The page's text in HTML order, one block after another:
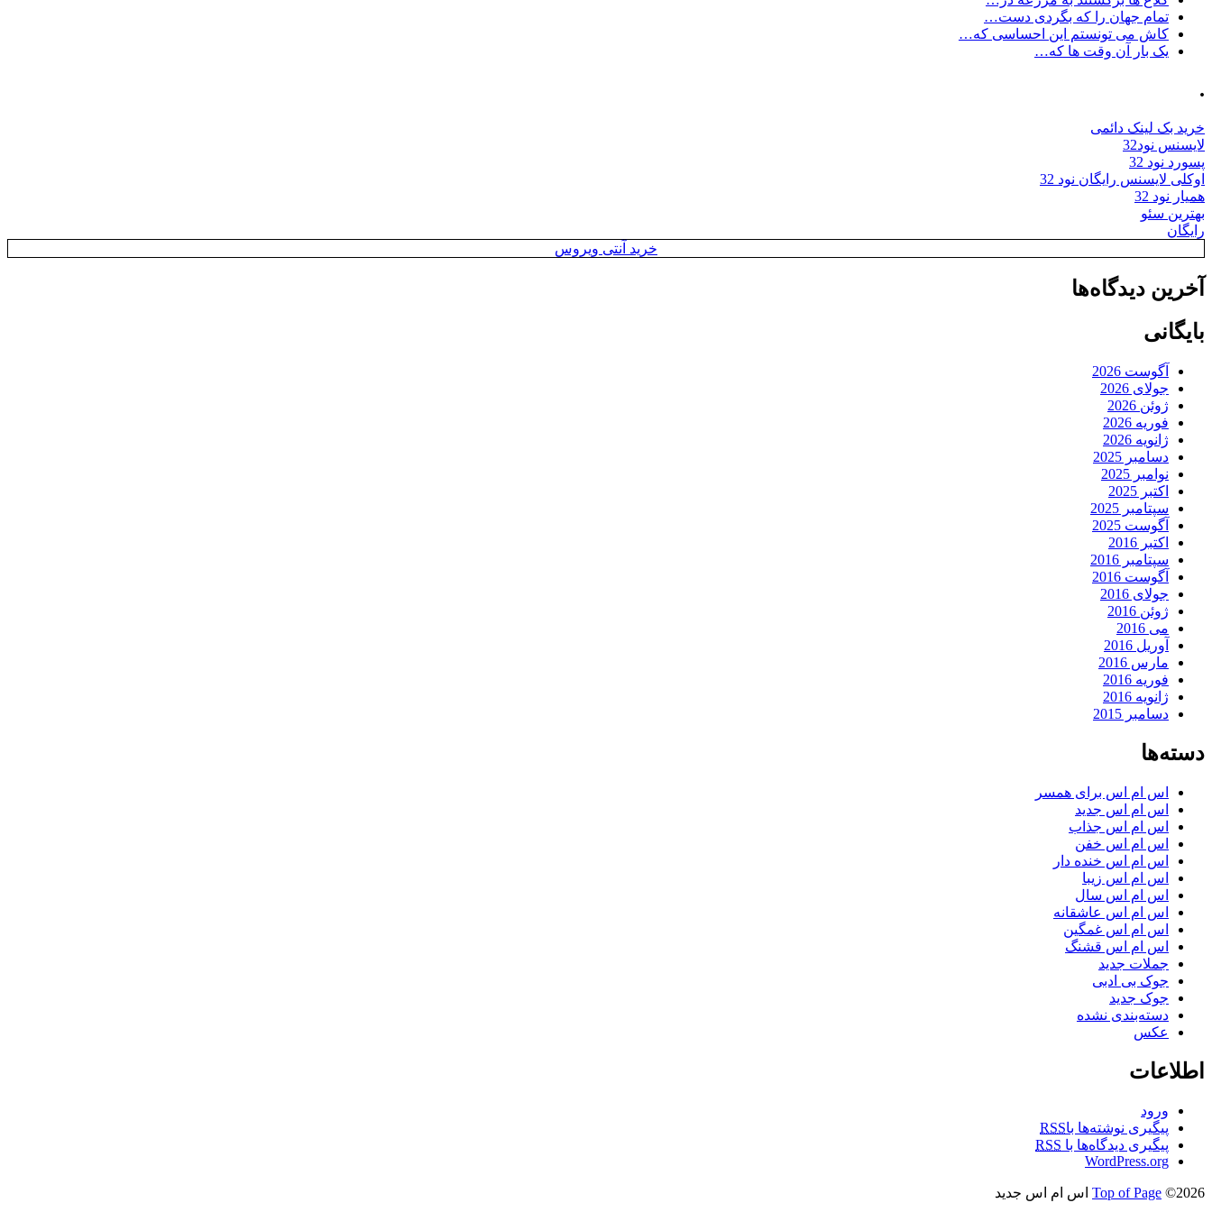
تمام جهان را که بگردی دست…
کاش می تونستم این احساسی که…
یک بار آن وقت ها که…
.
خرید بک لینک دائمی
لایسنس نود32
پسورد نود 32
اوکلی لایسنس رایگان نود 32
همیار نود 32
بهترین سئو
رایگان
خرید آنتی ویروس
آخرین دیدگاه‌ها
بایگانی
آگوست 2026
جولای 2026
ژوئن 2026
فوریه 2026
ژانویه 2026
دسامبر 2025
نوامبر 2025
اکتبر 2025
سپتامبر 2025
آگوست 2025
اکتبر 2016
سپتامبر 2016
آگوست 2016
جولای 2016
ژوئن 2016
می 2016
آوریل 2016
مارس 2016
فوریه 2016
ژانویه 2016
دسامبر 2015
دسته‌ها
اس ام اس برای همسر
اس ام اس جدید
اس ام اس جذاب
اس ام اس خفن
اس ام اس خنده دار
اس ام اس زیبا
اس ام اس سال
اس ام اس عاشقانه
اس ام اس غمگین
اس ام اس قشنگ
جملات جدید
جوک بی ادبی
جوک جدید
دسته‌بندی نشده
عکس
اطلاعات
ورود
پیگیری نوشته‌ها باRSS
پیگیری دیدگاه‌ها با RSS
WordPress.org
Top of Page ©2026 اس ام اس جدید